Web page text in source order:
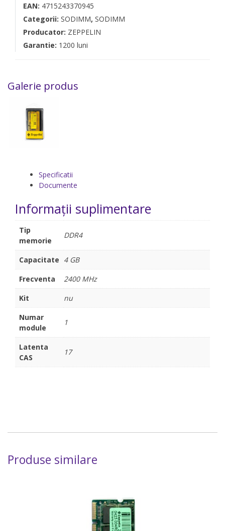
EAN: 4715243370945
Categorii: SODIMM, SODIMM
Producator: ZEPPELIN
Garantie: 1200 luni
Galerie produs
Specificatii
Documente
Informații suplimentare
Tip
memorie
DDR4
Capacitate 4 GB
Frecventa
2400 MHz
Kit
nu
Numar
module
1
Latenta
CAS
17
Produse similare